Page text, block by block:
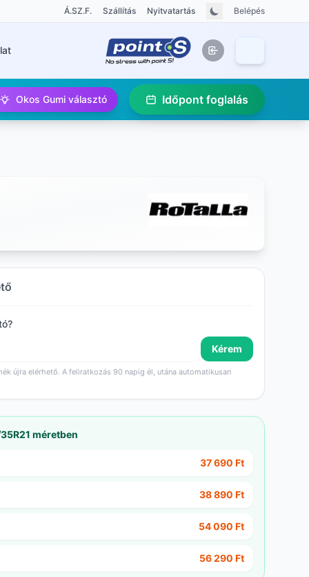
Á.SZ.F. Szállítás Nyitvatartás Belépés
Okos Gumi választó Időpont foglalás
Kérem
újra elérhető. A feliratkozás 90 napig él, utána automatikusan
méretben
37 690 Ft
38 890 Ft
54 090 Ft
56 290 Ft